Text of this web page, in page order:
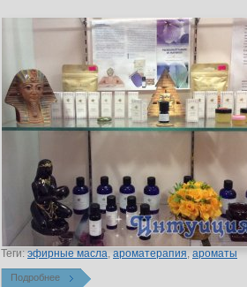
Теги: эфирные масла, ароматерапия, ароматы
Подробнее